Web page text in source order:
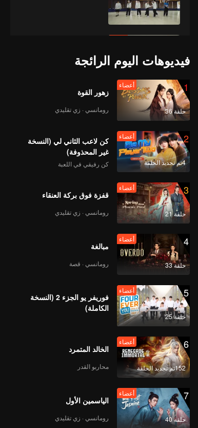
أعضاء Python(Moving Ver.)
أعضاء I Dream(Moving Ver.)
أعضاء No Way(Moving Ver.)
فيديوهات اليوم الرائجة
1
حلقة 36
أعضاء
زهور القوة
رومانسي · زي تقليدي
2
4تم تجديد الحلقة
أعضاء
كن لاعب الثاني لي (النسخة
غير المحذوفة)
كن رفيقي في اللعبة
3
حلقة 21
أعضاء
قفزة فوق بركة العنقاء
رومانسي · زي تقليدي
4
حلقة 33
أعضاء
مبالغة
رومانسي · قصة
5
حلقة 25
أعضاء
فوريفر يو الجزء 2 (النسخة
الكاملة)
6
152تم تجديد الحلقة
أعضاء
الخالد المتمرد
محاربو القدر
7
حلقة 40
أعضاء
الياسمين الأول
رومانسي · زي تقليدي